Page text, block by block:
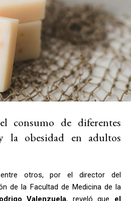
consumo de diferentes
la obesidad en adultos
otros, por el director del
de la Facultad de Medicina de la
Valenzuela, reveló que el